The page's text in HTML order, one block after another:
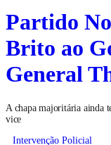
Partido
Brito ao
General
A chapa majoritária ainda
vice
Intervenção Policial